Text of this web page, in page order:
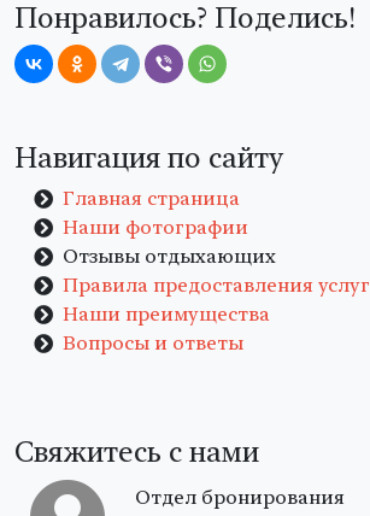
Понравилось? Поделись!
Навигация по сайту
Главная страница
Наши фотографии
Отзывы отдыхающих
Правила предоставления услуг
Наши преимущества
Вопросы и ответы
Свяжитесь с нами
Отдел бронирования